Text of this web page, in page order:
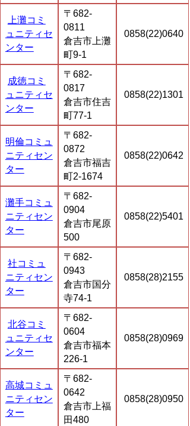
上灘コミ
ュニティセ
ンター
〒682-
0811
倉吉市上灘
町9-1
0858(22)0640
成徳コミ
ュニティセ
ンター
〒682-
0817
倉吉市住吉
町77-1
0858(22)1301
明倫コミュ
ニティセン
ター
〒682-
0872
倉吉市福吉
町2-1674
0858(22)0642
灘手コミュ
ニティセン
ター
〒682-
0904
倉吉市尾原
500
0858(22)5401
社コミュ
ニティセン
ター
〒682-
0943
倉吉市国分
寺74-1
0858(28)2155
北谷コミ
ュニティセ
ンター
〒682-
0604
倉吉市福本
226-1
0858(28)0969
高城コミュ
ニティセン
ター
〒682-
0642
倉吉市上福
田480
0858(28)0950